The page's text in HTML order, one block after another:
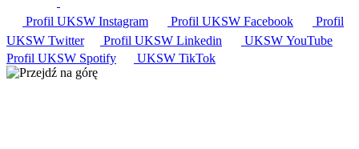
Profil UKSW Instagram Profil UKSW Facebook
Profil
UKSW Twitter Profil UKSW Linkedin UKSW YouTube
Profil UKSW Spotify UKSW TikTok